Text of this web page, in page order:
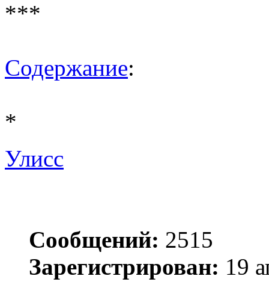
***
Содержание:
*
Улисс
Сообщений: 2515
Зарегистрирован: 19